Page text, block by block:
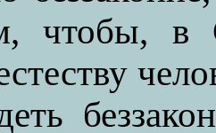
чтобы, в